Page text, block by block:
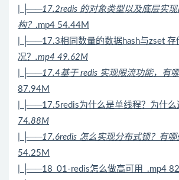
| ├──17.2redis 的对象类型以及底层实
构？ .mp4 54.44M
| ├──17.3相同数量的数据hash与zset 存
况？ .mp4 49.62M
| ├──17.4基于 redis 实现限流功能，有
87.94M
| ├──17.5redis为什么是单线程？为什么
74.88M
| ├──17.6redis 怎么实现分布式锁？有哪
54.25M
| ├──18_01-redis怎么做高可用_.mp4